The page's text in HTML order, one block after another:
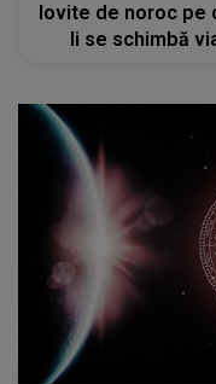
lovite de noroc pe
li se schimbă